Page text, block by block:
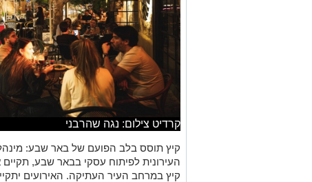
קרדיט צילום: נגה שהרבני
קיץ תוסס בלב הפועם של באר שבע:
העירונית לפיתוח עסקי בבאר שבע,